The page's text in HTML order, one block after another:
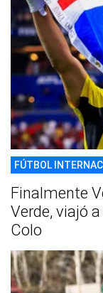
FÚTBOL
Finalmente
Verde, viajó
Colo